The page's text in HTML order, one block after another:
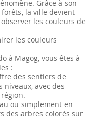
Grâce à son
forêts, la ville devient
les couleurs de
les couleurs
à Magog, vous êtes à
:
des sentiers de
niveaux, avec des
ou simplement en
des arbres colorés sur